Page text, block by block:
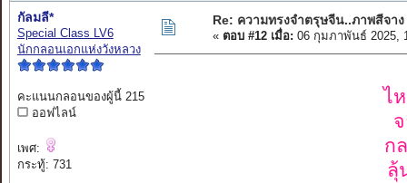
กัลมลี*
Special Class LV6
นักกลอนเอกแห่งวังหลวง
คะแนนกลอนของผู้นี้ 215
ออฟไลน์
เพศ:
กระทู้: 731
Re: ความทรงจำตรุษจีน..ภาพสีจาง
« ตอบ #12 เมื่อ: 06 กุมภาพันธ์ 2025,
ไ
ก
ลุ้